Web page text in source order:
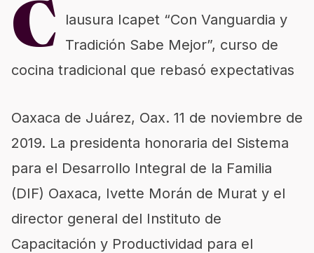
C
lausura Icapet “Con Vanguardia y
Tradición Sabe Mejor”, curso de
cocina tradicional que rebasó expectativas
Oaxaca de Juárez, Oax. 11 de noviembre de
2019. La presidenta honoraria del Sistema
para el Desarrollo Integral de la Familia
(DIF) Oaxaca, Ivette Morán de Murat y el
director general del Instituto de
Capacitación y Productividad para el